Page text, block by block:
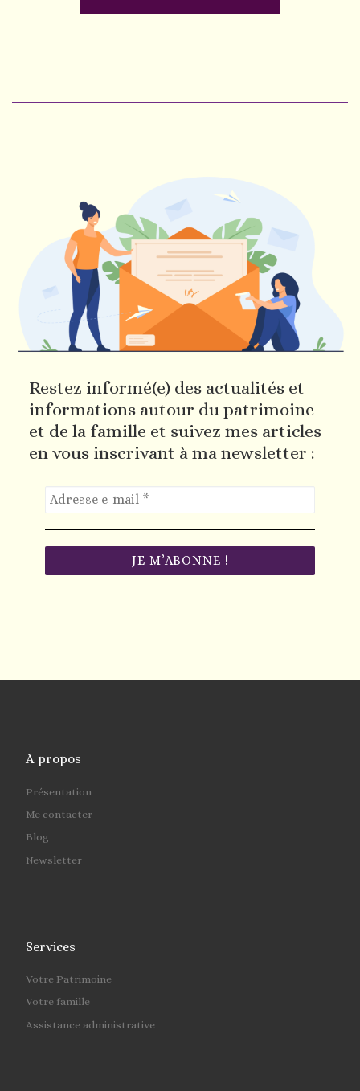
Restez informé(e) des actualités et
informations autour du patrimoine
et de la famille et suivez mes articles
en vous inscrivant à ma newsletter :
A propos
Présentation
Me contacter
Blog
Newsletter
Services
Votre Patrimoine
Votre famille
Assistance administrative